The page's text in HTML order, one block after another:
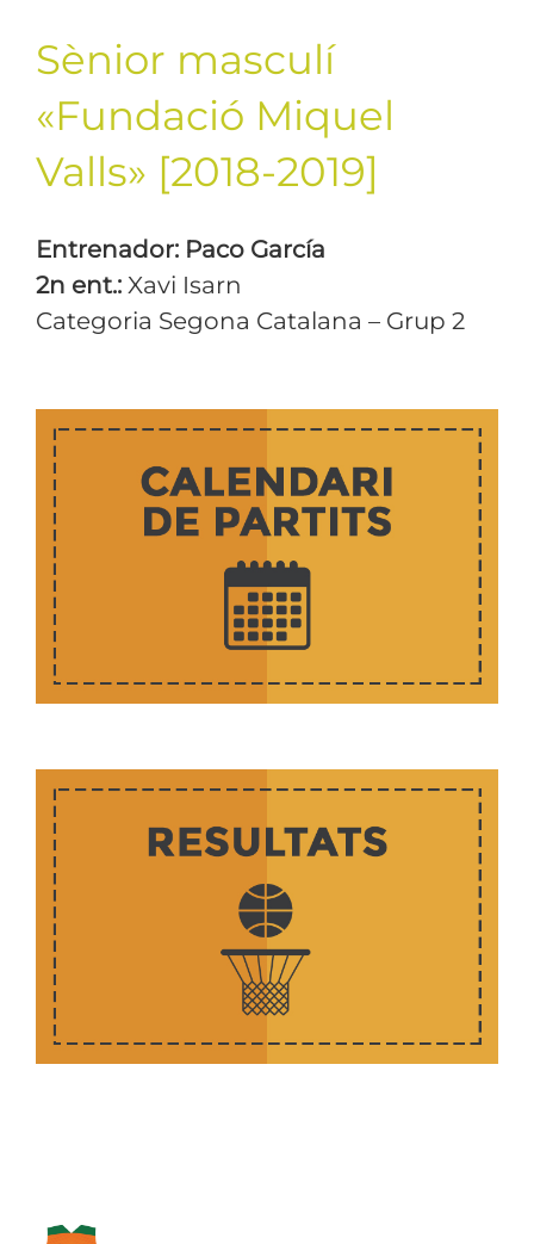
Sènior masculí
«Fundació Miquel
Valls» [2018-2019]
Entrenador: Paco García
2n ent.: Xavi Isarn
Categoria Segona Catalana – Grup 2